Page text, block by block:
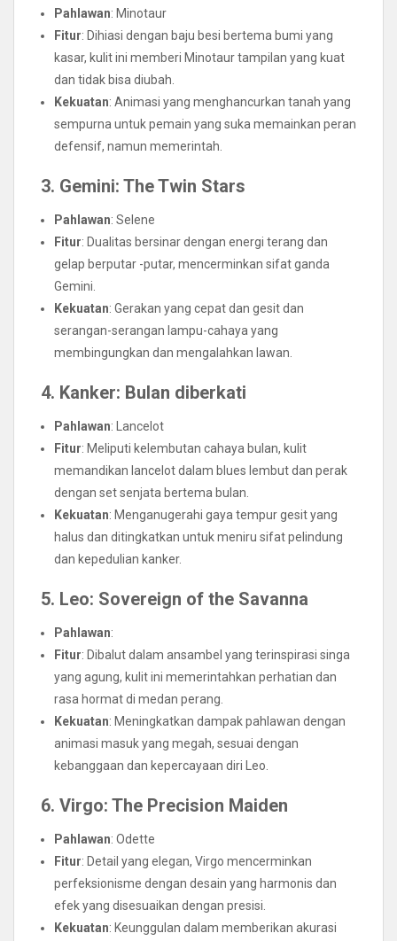
Pahlawan: Minotaur
Fitur: Dihiasi dengan baju besi bertema bumi yang
kasar, kulit ini memberi Minotaur tampilan yang kuat
dan tidak bisa diubah.
Kekuatan: Animasi yang menghancurkan tanah yang
sempurna untuk pemain yang suka memainkan peran
defensif, namun memerintah.
3. Gemini: The Twin Stars
Pahlawan: Selene
Fitur: Dualitas bersinar dengan energi terang dan
gelap berputar -putar, mencerminkan sifat ganda
Gemini.
Kekuatan: Gerakan yang cepat dan gesit dan
serangan-serangan lampu-cahaya yang
membingungkan dan mengalahkan lawan.
4. Kanker: Bulan diberkati
Pahlawan: Lancelot
Fitur: Meliputi kelembutan cahaya bulan, kulit
memandikan lancelot dalam blues lembut dan perak
dengan set senjata bertema bulan.
Kekuatan: Menganugerahi gaya tempur gesit yang
halus dan ditingkatkan untuk meniru sifat pelindung
dan kepedulian kanker.
5. Leo: Sovereign of the Savanna
Pahlawan:
Fitur: Dibalut dalam ansambel yang terinspirasi singa
yang agung, kulit ini memerintahkan perhatian dan
rasa hormat di medan perang.
Kekuatan: Meningkatkan dampak pahlawan dengan
animasi masuk yang megah, sesuai dengan
kebanggaan dan kepercayaan diri Leo.
6. Virgo: The Precision Maiden
Pahlawan: Odette
Fitur: Detail yang elegan, Virgo mencerminkan
perfeksionisme dengan desain yang harmonis dan
efek yang disesuaikan dengan presisi.
Kekuatan: Keunggulan dalam memberikan akurasi